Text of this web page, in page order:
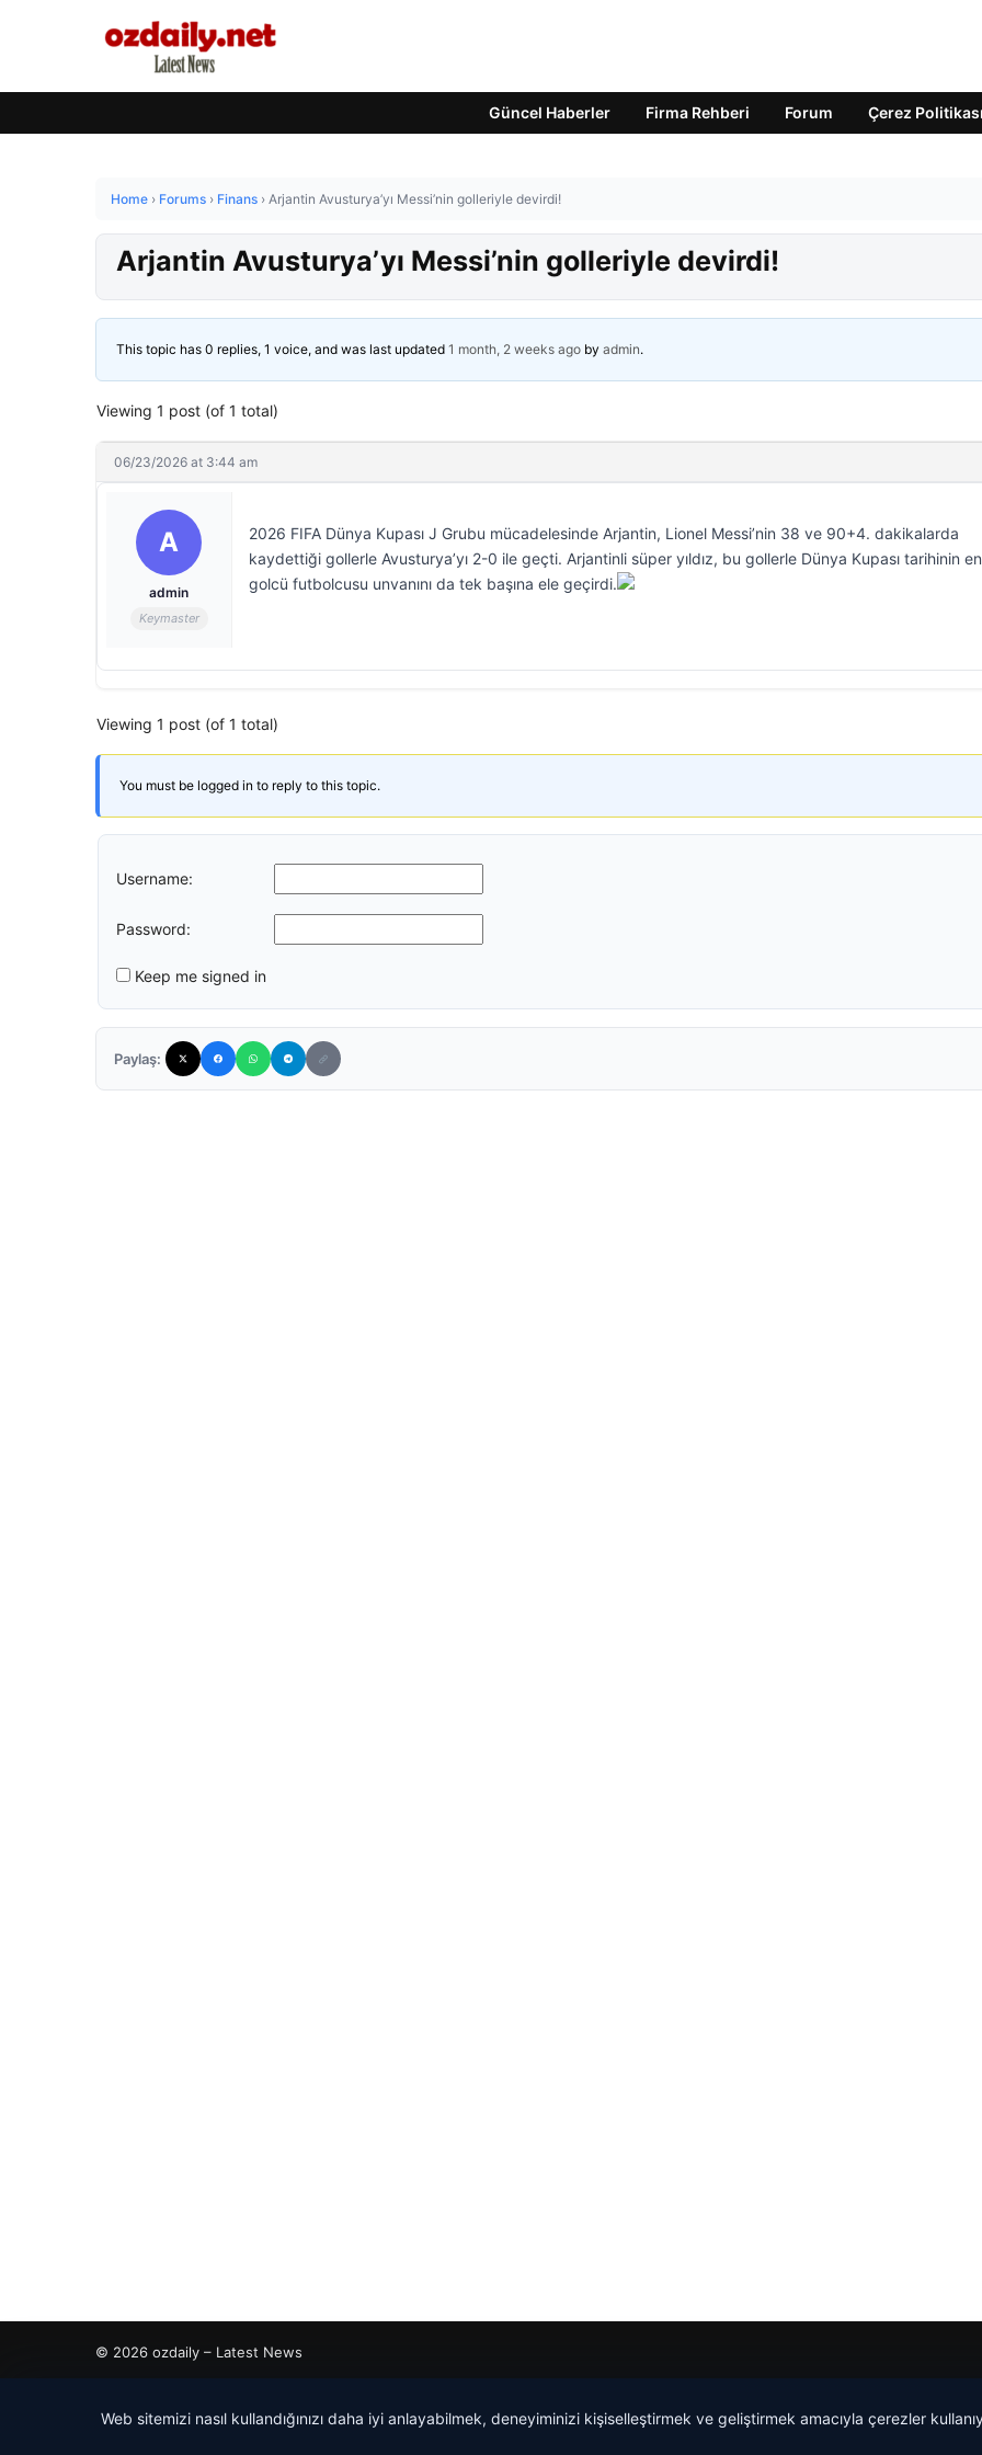
Güncel Haberler Firma Rehberi Forum Çerez Politikası
Home › Forums › Finans › Arjantin Avusturya’yı Messi’nin golleriyle devirdi!
Arjantin Avusturya’yı Messi’nin golleriyle devirdi!
This topic has 0 replies, 1 voice, and was last updated 1 month, 2 weeks ago by admin.
Viewing 1 post (of 1 total)
06/23/2026 at 3:44 am
A
admin
Keymaster
2026 FIFA Dünya Kupası J Grubu mücadelesinde Arjantin, Lionel Messi’nin 38 ve 90+4. dakikalarda
kaydettiği gollerle Avusturya’yı 2-0 ile geçti. Arjantinli süper yıldız, bu gollerle Dünya Kupası tarihinin en
golcü futbolcusu unvanını da tek başına ele geçirdi.
Viewing 1 post (of 1 total)
You must be logged in to reply to this topic.
Username:
Password:
Keep me signed in
Paylaş:
© 2026 ozdaily – Latest News
Web sitemizi nasıl kullandığınızı daha iyi anlayabilmek, deneyiminizi kişiselleştirmek ve geliştirmek amacıyla çerezler